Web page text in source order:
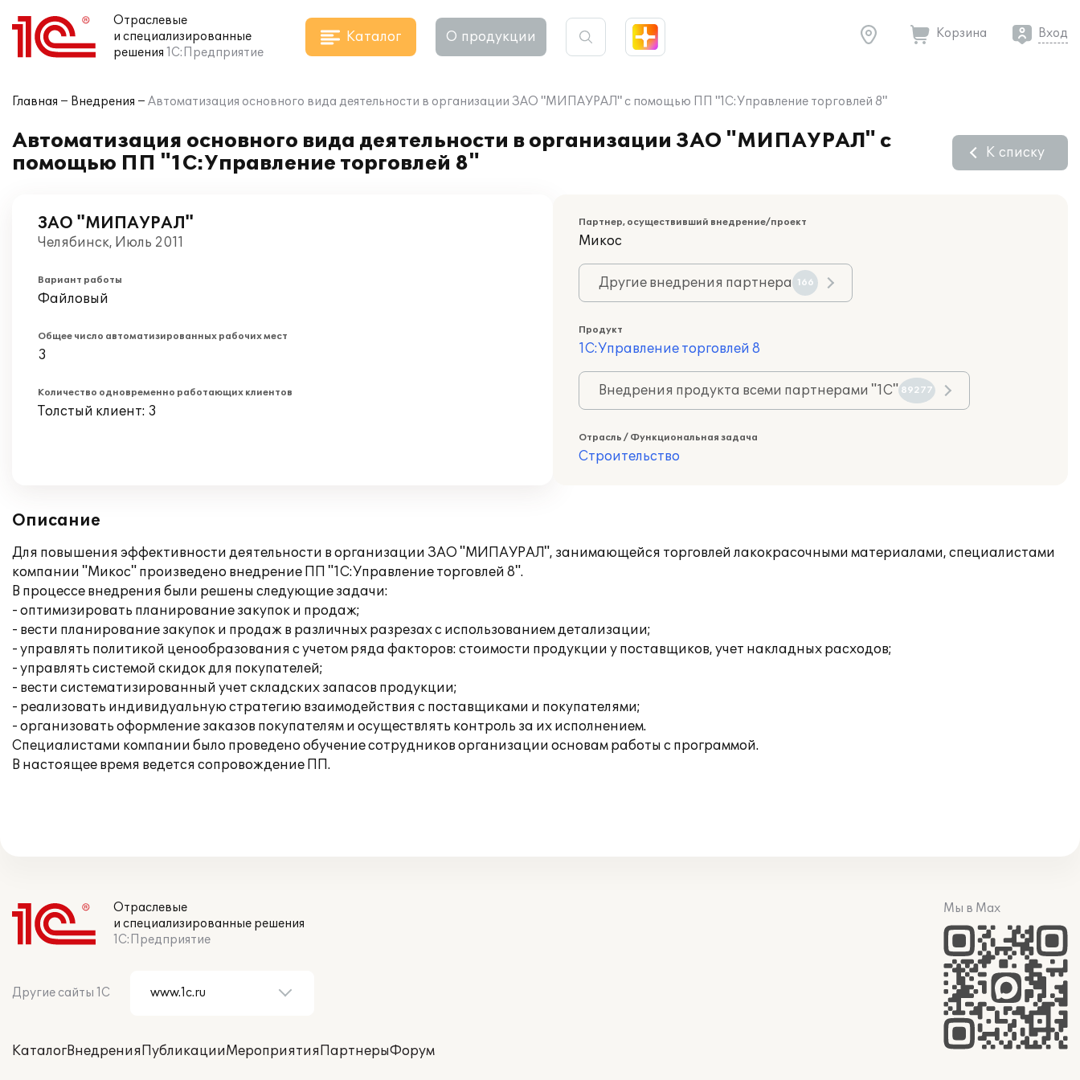
Отраслевые
и специализированные
решения 1С:Предприятие
Каталог О продукции Корзина Вход
Главная Внедрения Автоматизация основного вида деятельности в организации ЗАО "МИПАУРАЛ" с помощью ПП "1С:Управление торговлей 8"
Автоматизация основного вида деятельности в организации ЗАО "МИПАУРАЛ" с
помощью ПП "1С:Управление торговлей 8"
К списку
ЗАО "МИПАУРАЛ"
Челябинск, Июль 2011
Вариант работы
Файловый
Общее число автоматизированных рабочих мест
3
Количество одновременно работающих клиентов
Толстый клиент: 3
Партнер, осуществивший внедрение/проект
Микос
Другие внедрения партнера 166
Продукт
1С:Управление торговлей 8
Внедрения продукта всеми партнерами "1С" 89277
Отрасль / Функциональная задача
Строительство
Описание
Для повышения эффективности деятельности в организации ЗАО "МИПАУРАЛ", занимающейся торговлей лакокрасочными материалами, специалистами
компании "Микос" произведено внедрение ПП "1С:Управление торговлей 8".
В процессе внедрения были решены следующие задачи:
- оптимизировать планирование закупок и продаж;
- вести планирование закупок и продаж в различных разрезах с использованием детализации;
- управлять политикой ценообразования с учетом ряда факторов: стоимости продукции у поставщиков, учет накладных расходов;
- управлять системой скидок для покупателей;
- вести систематизированный учет складских запасов продукции;
- реализовать индивидуальную стратегию взаимодействия с поставщиками и покупателями;
- организовать оформление заказов покупателям и осуществлять контроль за их исполнением.
Специалистами компании было проведено обучение сотрудников организации основам работы с программой.
В настоящее время ведется сопровождение ПП.
Отраслевые
и специализированные решения
1С:Предприятие
Другие сайты 1С
КаталогВнедренияПубликацииМероприятияПартнерыФорум
Мы в Max